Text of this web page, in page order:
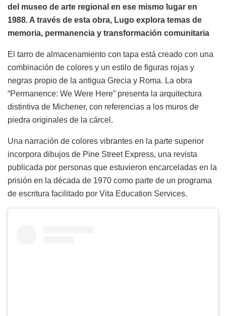
del museo de arte regional en ese mismo lugar en
1988. A través de esta obra, Lugo explora temas de
memoria, permanencia y transformación comunitaria
El tarro de almacenamiento con tapa está creado con una
combinación de colores y un estilo de figuras rojas y
negras propio de la antigua Grecia y Roma. La obra
“Permanence: We Were Here” presenta la arquitectura
distintiva de Michener, con referencias a los muros de
piedra originales de la cárcel.
Una narración de colores vibrantes en la parte superior
incorpora dibujos de Pine Street Express, una revista
publicada por personas que estuvieron encarceladas en la
prisión en la década de 1970 como parte de un programa
de escritura facilitado por Vita Education Services.